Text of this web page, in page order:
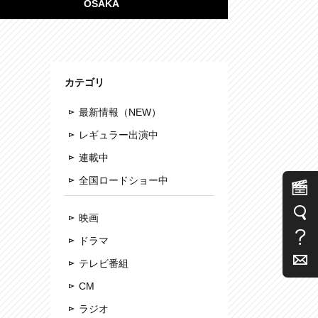
OSAKA
カテゴリ
最新情報（NEW）
レギュラー出演中
連載中
全国ロードショー中
映画
ドラマ
テレビ番組
CM
ラジオ